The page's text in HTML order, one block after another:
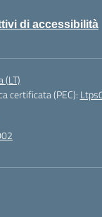
di accessibilità
(LT)
certificata (PEC):